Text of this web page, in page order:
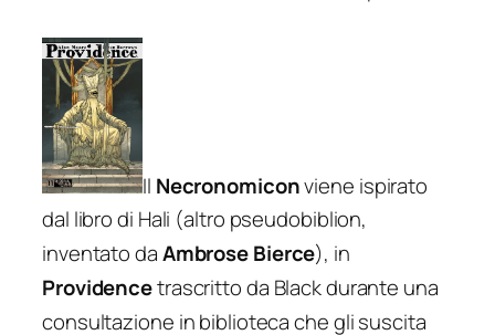
Il Necronomiconviene ispirato
dal libro di Hali (altro pseudobiblion,
inventato daAmbrose Bierce), in
Providencetrascritto da Black durante una
consultazione in biblioteca che gli suscita